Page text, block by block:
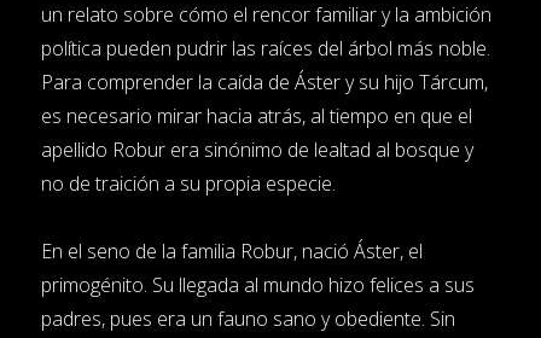
un relato sobre cómo el rencor familiar y la ambición
política pueden pudrir las raíces del árbol más noble.
Para comprender la caída de Áster y su hijo Tárcum,
es necesario mirar hacia atrás, al tiempo en que el
apellido Robur era sinónimo de lealtad al bosque y
no de traición a su propia especie.
En el seno de la familia Robur, nació Áster, el
primogénito. Su llegada al mundo hizo felices a sus
padres, pues era un fauno sano y obediente. Sin